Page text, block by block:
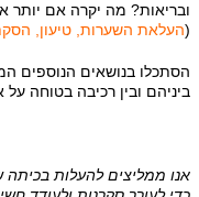
ובריאות? מה יקרה אם יותר
(העלאת השערות, טיעון,
הסתכלו בנושאים הנוספים
ביניהם ובין רכיבה בטוחה על
אנו ממליצים להעלות בכיתה